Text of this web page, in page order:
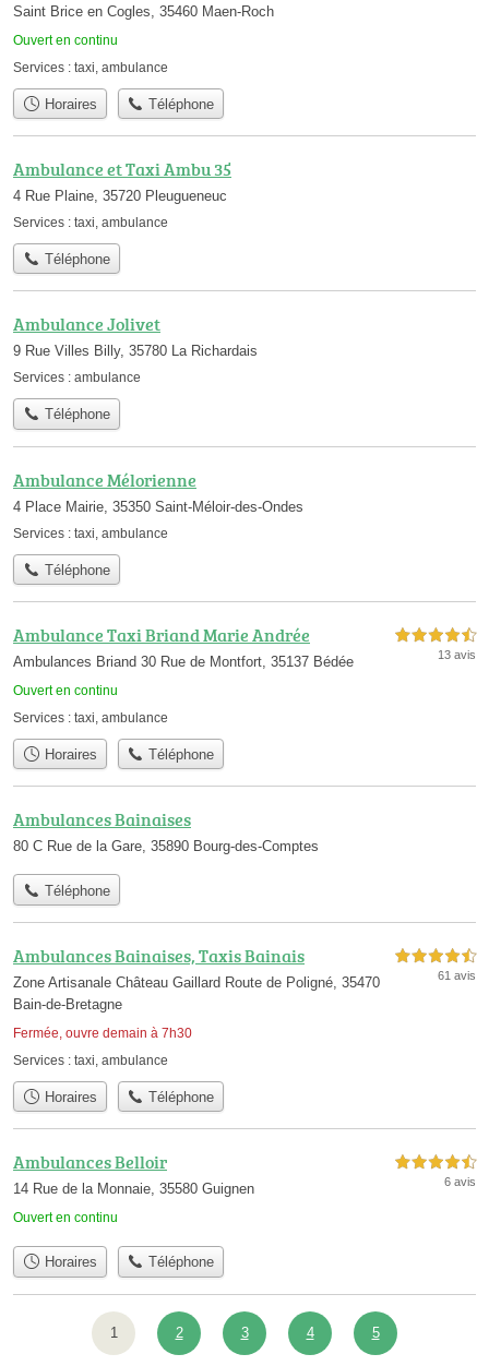
Saint Brice en Cogles, 35460 Maen-Roch
Ouvert en continu
Services : taxi ambulance
Horaires Téléphone
Ambulance et Taxi Ambu 35
4 Rue Plaine, 35720 Pleugueneuc
Services : taxi, ambulance
Téléphone
Ambulance Jolivet
9 Rue Villes Billy, 35780 La Richardais
Services : ambulance
Téléphone
Ambulance Mélorienne
4 Place Mairie, 35350 Saint-Méloir-des-Ondes
Services : taxi ambulance
Téléphone
Ambulance Taxi Briand Marie Andrée
Ambulances Briand 30 Rue de Montfort, 35137 Bédée
Ouvert en continu
4,5 étoiles sur 5
13 avis
Services : taxi, ambulance
Horaires Téléphone
Ambulances Bainaises
80 C Rue de la Gare, 35890 Bourg-des-Comptes
Téléphone
Ambulances Bainaises, Taxis Bainais
Zone Artisanale Château Gaillard Route de Poligné, 35470
Bain-de-Bretagne
Fermée, ouvre demain à 7h30
4,5 étoiles sur 5
61 avis
Services : taxi ambulance
Horaires Téléphone
Ambulances Belloir
14 Rue de la Monnaie, 35580 Guignen
Ouvert en continu
4,5 étoiles sur 5
6 avis
Horaires Téléphone
1 2 3 4 5